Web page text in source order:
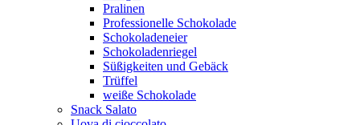
Pralinen
Professionelle Schokolade
Schokoladeneier
Schokoladenriegel
Süßigkeiten und Gebäck
Trüffel
weiße Schokolade
Snack Salato